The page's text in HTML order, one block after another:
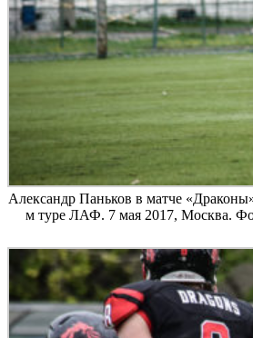
Александр Паньков в матче
м туре ЛАФ. 7 мая 2017, Москва.